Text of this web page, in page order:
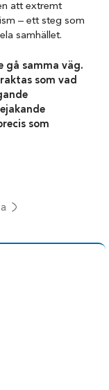
att extremt
– ett steg som
samhället.
gå samma väg.
som vad
som